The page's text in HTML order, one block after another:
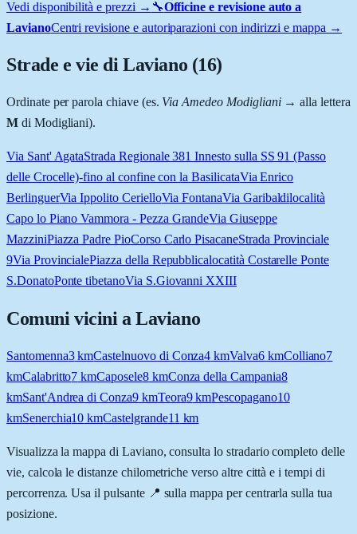
Vedi disponibilità e prezzi → 🔧Officine e revisione auto a
LavianoCentri revisione e autoriparazioni con indirizzi e mappa →
Strade e vie diLaviano (16)
Ordinate per parola chiave (es. Via Amedeo Modigliani→ alla lettera
Mdi Modigliani).
Via Sant' AgataStrada Regionale 381 Innesto sulla SS 91 (Passo
delle Crocelle)-fino al confine con la BasilicataVia Enrico
BerlinguerVia Ippolito CerielloVia FontanaVia Garibaldilocalità
Capo lo Piano Vammora - Pezza GrandeVia Giuseppe
MazziniPiazza Padre PioCorso Carlo PisacaneStrada Provinciale
9Via ProvincialePiazza della Repubblicalocatità Costarelle Ponte
S.DonatoPonte tibetanoVia S.Giovanni XXIII
Comuni vicini aLaviano
Santomenna3kmCastelnuovo di Conza4 kmValva6kmColliano7
kmCalabritto7 kmCaposele8kmConza della Campania8
kmSant'Andrea di Conza9kmTeora9kmPescopagano10
kmSenerchia10 kmCastelgrande11 km
Visualizza la mappa di Laviano, consulta lo stradario completo delle
vie, calcola le distanze chilometriche verso altre città e i tempi di
percorrenza. Usa il pulsante 📍 sulla mappa per centrarla sulla tua
posizione.